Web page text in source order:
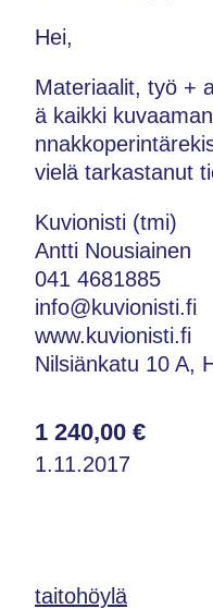
Hei,
Materiaalit, työ +
ä kaikki
vielä tarkastanut
Kuvionisti (tmi)
Antti Nousiainen
041 4681885
info@kuvionisti.fi
www.kuvionisti.fi
Nilsiänkatu 10 A,
1 240,00 €
1.11.2017
taitohöylä